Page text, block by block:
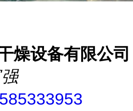
燥设备有限公司